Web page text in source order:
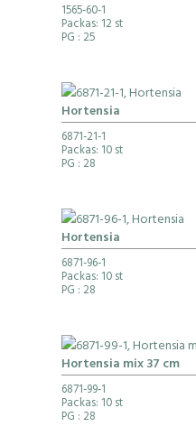
1565-60-1
Packas: 12 st
PG : 25
Hortensia
6871-21-1
Packas: 10 st
PG : 28
Hortensia
6871-96-1
Packas: 10 st
PG : 28
Hortensia mix 37 cm
6871-99-1
Packas: 10 st
PG : 28